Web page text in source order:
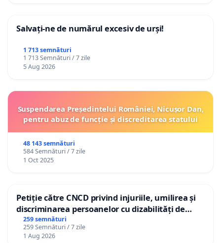
Salvați-ne de numărul excesiv de urși!
1 713 semnături
1 713 Semnături / 7 zile
5 Aug 2026
Suspendarea Președintelui României, Nicușor Dan,
pentru abuz de funcție și discreditarea statului
48 143 semnături
584 Semnături / 7 zile
1 Oct 2025
Petiție către CNCD privind injuriile, umilirea și
discriminarea persoanelor cu dizabilități de
către utilizatorul TikTok „Gorici”
259 semnături
259 Semnături / 7 zile
1 Aug 2026